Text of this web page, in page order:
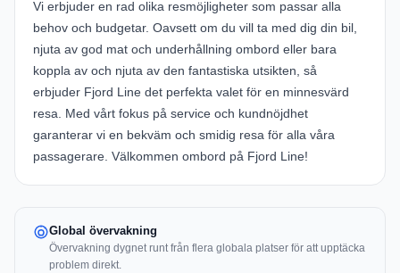
Vi erbjuder en rad olika resmöjligheter som passar alla
behov och budgetar. Oavsett om du vill ta med dig din bil,
njuta av god mat och underhållning ombord eller bara
koppla av och njuta av den fantastiska utsikten, så
erbjuder Fjord Line det perfekta valet för en minnesvärd
resa. Med vårt fokus på service och kundnöjdhet
garanterar vi en bekväm och smidig resa för alla våra
passagerare. Välkommen ombord på Fjord Line!
Global övervakning
Övervakning dygnet runt från flera globala platser för att upptäcka
problem direkt.